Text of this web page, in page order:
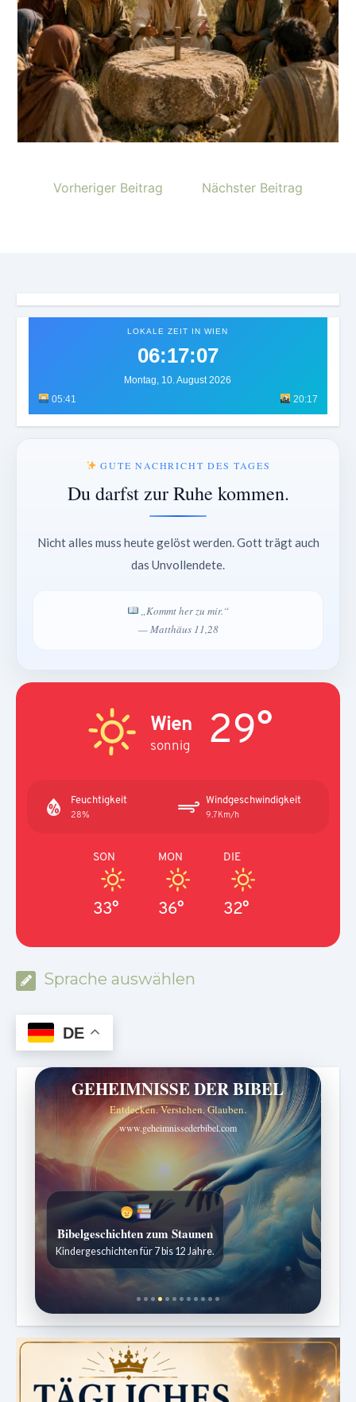
Vorheriger Beitrag Nächster Beitrag
LOKALE ZEIT IN WIEN
06:17:10
Montag, 10. August 2026
05:41
20:17
GUTE NACHRICHT DES TAGES
Du darfst zur Ruhe kommen.
Nicht alles muss heute gelöst werden. Gott trägt auch
das Unvollendete.
„Kommt her zu mir.“
— Matthäus 11,28
Wien
sonnig 29°
Feuchtigkeit
28%
Windgeschwindigkeit
9.7Km/h
SON
33°
MON
36°
DIE
32°
Sprache auswählen
DE
GEHEIMNISSE DER BIBEL
Entdecken. Verstehen. Glauben.
www.geheimnissederbibel.com
Bibelgeschichten zum Staunen
Kindergeschichten für 7 bis 12 Jahre.